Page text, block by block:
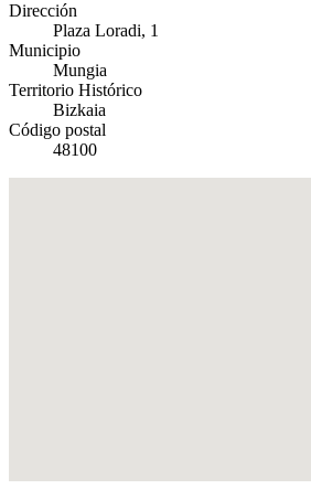
Dirección
Plaza Loradi, 1
Municipio
Mungia
Territorio Histórico
Bizkaia
Código postal
48100